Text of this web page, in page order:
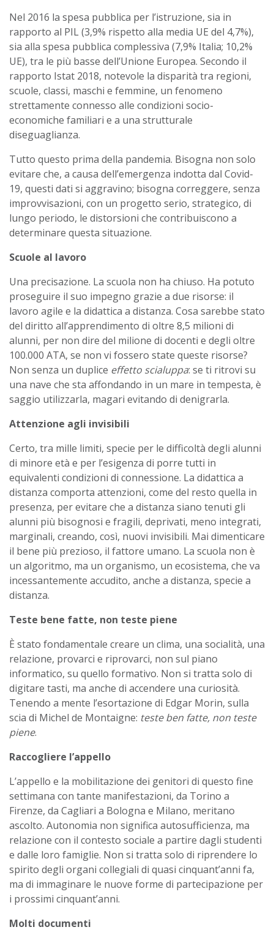
Nel 2016 la spesa pubblica per l’istruzione, sia in
rapporto al PIL (3,9% rispetto alla media UE del 4,7%),
sia alla spesa pubblica complessiva (7,9% Italia; 10,2%
UE), tra le più basse dell’Unione Europea. Secondo il
rapporto Istat 2018, notevole la disparità tra regioni,
scuole, classi, maschi e femmine, un fenomeno
strettamente connesso alle condizioni socio-
economiche familiari e a una strutturale
diseguaglianza.
Tutto questo prima della pandemia. Bisogna non solo
evitare che, a causa dell’emergenza indotta dal Covid-
19, questi dati si aggravino; bisogna correggere, senza
improvvisazioni, con un progetto serio, strategico, di
lungo periodo, le distorsioni che contribuiscono a
determinare questa situazione.
Scuole al lavoro
Una precisazione. La scuola non ha chiuso. Ha potuto
proseguire il suo impegno grazie a due risorse: il
lavoro agile e la didattica a distanza. Cosa sarebbe stato
del diritto all’apprendimento di oltre 8,5 milioni di
alunni, per non dire del milione di docenti e degli oltre
100.000 ATA, se non vi fossero state queste risorse?
Non senza un duplice effetto scialuppa: se ti ritrovi su
una nave che sta affondando in un mare in tempesta, è
saggio utilizzarla, magari evitando di denigrarla.
Attenzione agli invisibili
Certo, tra mille limiti, specie per le difficoltà degli alunni
di minore età e per l’esigenza di porre tutti in
equivalenti condizioni di connessione. La didattica a
distanza comporta attenzioni, come del resto quella in
presenza, per evitare che a distanza siano tenuti gli
alunni più bisognosi e fragili, deprivati, meno integrati,
marginali, creando, così, nuovi invisibili. Mai dimenticare
il bene più prezioso, il fattore umano. La scuola non è
un algoritmo, ma un organismo, un ecosistema, che va
incessantemente accudito, anche a distanza, specie a
distanza.
Teste bene fatte, non teste piene
È stato fondamentale creare un clima, una socialità, una
relazione, provarci e riprovarci, non sul piano
informatico, su quello formativo. Non si tratta solo di
digitare tasti, ma anche di accendere una curiosità.
Tenendo a mente l’esortazione di Edgar Morin, sulla
scia di Michel de Montaigne: teste ben fatte, non teste
piene.
Raccogliere l’appello
L’appello e la mobilitazione dei genitori di questo fine
settimana con tante manifestazioni, da Torino a
Firenze, da Cagliari a Bologna e Milano, meritano
ascolto. Autonomia non significa autosufficienza, ma
relazione con il contesto sociale a partire dagli studenti
e dalle loro famiglie. Non si tratta solo di riprendere lo
spirito degli organi collegiali di quasi cinquant’anni fa,
ma di immaginare le nuove forme di partecipazione per
i prossimi cinquant’anni.
Molti documenti